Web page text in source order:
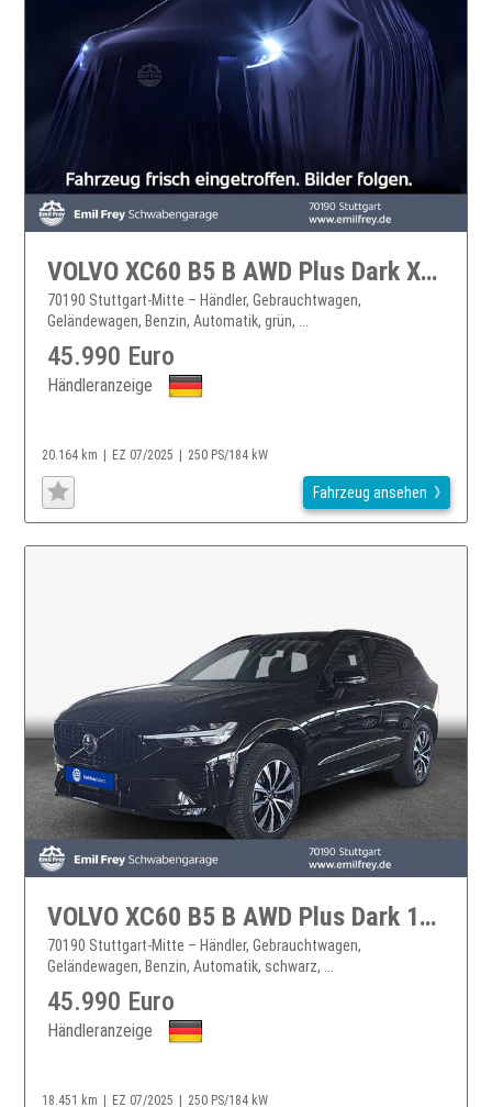
VOLVO XC60 B5 B AWD Plus Dark XC60
70190 Stuttgart-Mitte – Händler, Gebrauchtwagen,
Geländewagen, Benzin, Automatik, grün, ...
45.990 Euro
Händleranzeige
20.164 km EZ 07/2025 250 PS/184 kW
Fahrzeug ansehen
VOLVO XC60 B5 B AWD Plus Dark 184 kW, 5-türig XC60
70190 Stuttgart-Mitte – Händler, Gebrauchtwagen,
Geländewagen, Benzin, Automatik, schwarz, ...
45.990 Euro
Händleranzeige
18.451 km EZ 07/2025 250 PS/184 kW